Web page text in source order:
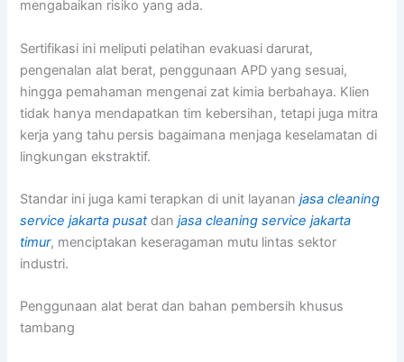
mengabaikan risiko yang ada.
Sertifikasi ini meliputi pelatihan evakuasi darurat,
pengenalan alat berat, penggunaan APD yang sesuai,
hingga pemahaman mengenai zat kimia berbahaya. Klien
tidak hanya mendapatkan tim kebersihan, tetapi juga mitra
kerja yang tahu persis bagaimana menjaga keselamatan di
lingkungan ekstraktif.
Standar ini juga kami terapkan di unit layananjasa cleaning
service jakarta pusatdanjasa cleaning service jakarta
timur, menciptakan keseragaman mutu lintas sektor
industri.
Penggunaan alat berat dan bahan pembersih khusus
tambang